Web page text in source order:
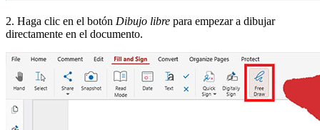
2. Haga clic en el botón Dibujo libre para empezar a dibujar
directamente en el documento.